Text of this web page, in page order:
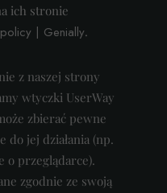
ich stronie
| Genially.
z naszej strony
wtyczki UserWay
zbierać pewne
do jej działania (np.
o przeglądarce).
zgodnie ze swoją